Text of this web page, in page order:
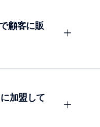
顧客に販
加盟して